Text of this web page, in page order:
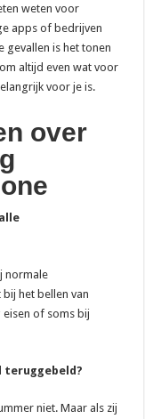
weten voor
apps of bedrijven
gevallen is het tonen
altijd even wat voor
voor je is.
over
normale
het bellen van
of soms bij
teruggebeld?
niet. Maar als zij